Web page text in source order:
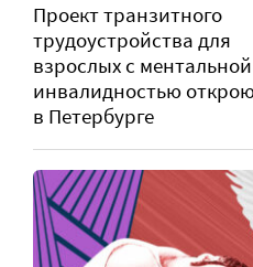
Проект транзитного
трудоустройства для
взрослых с ментальной
инвалидностью
в Петербурге